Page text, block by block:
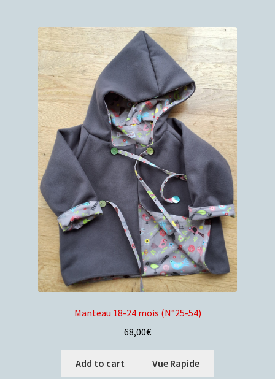
Manteau 18-24 mois (N°25-54)
68,00€
Add to cart Vue Rapide